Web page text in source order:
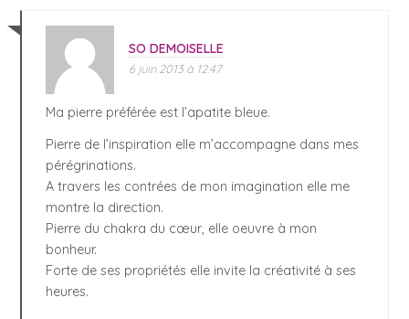
SO DEMOISELLE
6 juin 2013 à 12:47
Ma pierre préférée est l’apatite bleue.
Pierre de l’inspiration elle m’accompagne dans mes
pérégrinations.
A travers les contrées de mon imagination elle me
montre la direction.
Pierre du chakra du cœur, elle oeuvre à mon
bonheur.
Forte de ses propriétés elle invite la créativité à ses
heures.